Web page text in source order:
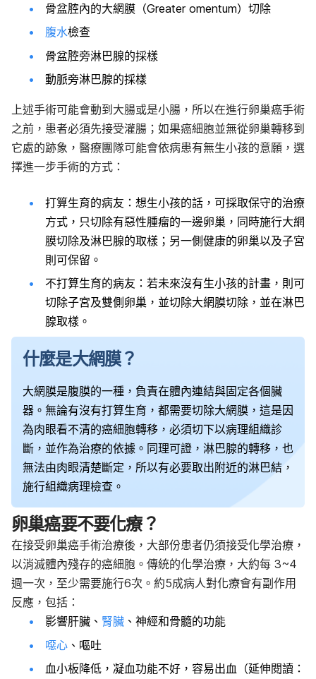
骨盆腔內的大網膜（Greater omentum）切除
腹水檢查
骨盆腔旁淋巴腺的採樣
動脈旁淋巴腺的採樣
上述手術可能會動到大腸或是小腸，所以在進行卵巢癌手術
之前，患者必須先接受灌腸；如果癌細胞並無從卵巢轉移到
它處的跡象，醫療團隊可能會依病患有無生小孩的意願，選
擇進一步手術的方式：
打算生育的病友：想生小孩的話，可採取保守的治療
方式，只切除有惡性腫瘤的一邊卵巢，同時施行大網
膜切除及淋巴腺的取樣；另一側健康的卵巢以及子宮
則可保留。
不打算生育的病友：若未來沒有生小孩的計畫，則可
切除子宮及雙側卵巢，並切除大網膜切除，並在淋巴
腺取樣。
什麼是大網膜？
大網膜是腹膜的一種，負責在體內連結與固定各個臟
器。無論有沒有打算生育，都需要切除大網膜，這是因
為肉眼看不清的癌細胞轉移，必須切下以病理組織診
斷，並作為治療的依據。同理可證，淋巴腺的轉移，也
無法由肉眼清楚斷定，所以有必要取出附近的淋巴結，
施行組織病理檢查。
卵巢癌要不要化療？
在接受卵巢癌手術治療後，大部份患者仍須接受化學治療，
以消滅體內殘存的癌細胞。傳統的化學治療，大約每 3~4
週一次，至少需要施行6次。約5成病人對化療會有副作用
反應，包括：
影響肝臟、 腎臟 、神經和骨髓的功能
噁心 、嘔吐
血小板降低，凝血功能不好，容易出血（延伸閱讀：